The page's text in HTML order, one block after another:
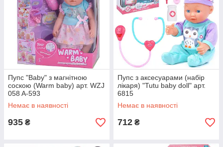
Пупс "Baby" з магнітною
соскою (Warm baby) арт. WZJ
058 A-593
Немає в наявності
935 ₴
Пупс з аксесуарами (набір
лікаря) "Tutu baby doll" арт.
6815
Немає в наявності
712 ₴